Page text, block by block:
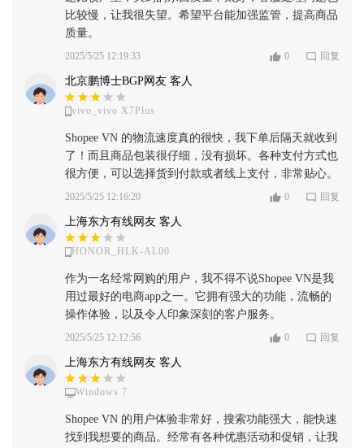
比较慢，让我很失望。希望平台能加强监管，提高商品
质量。
2025/5/25 12:19:33 0 回复
北京鹏博士BGP网友 客人
vivo_vivo X7Plus
Shopee VN 的物流速度真的很快，我下单后隔天就收到
了！而且商品包装很仔细，没有损坏。各种支付方式也
很方便，可以选择货到付款或者线上支付，非常贴心。
2025/5/25 12:16:20 0 回复
上海东方有线网友 客人
HONOR_HLK-AL00
作为一名经常网购的用户，我不得不说Shopee VN是我
用过最好的电商app之一。它拥有强大的功能，流畅的
操作体验，以及令人印象深刻的客户服务。
2025/5/25 12:12:56 0 回复
上海东方有线网友 客人
Windows 7
Shopee VN 的用户体验非常好，搜索功能强大，能快速
找到我想要的商品。经常有各种优惠活动和促销，让我